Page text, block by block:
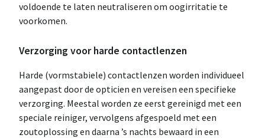
voldoende te laten neutraliseren om oogirritatie te
voorkomen.
Verzorging voor harde contactlenzen
Harde (vormstabiele) contactlenzen worden individueel
aangepast door de opticien en vereisen een specifieke
verzorging. Meestal worden ze eerst gereinigd met een
speciale reiniger, vervolgens afgespoeld met een
zoutoplossing en daarna ’s nachts bewaard in een